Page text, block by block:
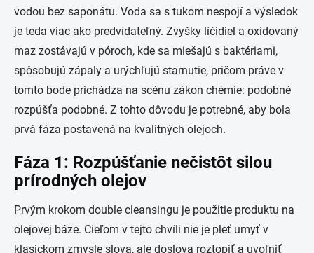
vodou bez saponátu. Voda sa s tukom nespojí a výsledok
je teda viac ako predvídateľný. Zvyšky líčidiel a oxidovaný
maz zostávajú v póroch, kde sa miešajú s baktériami,
spôsobujú zápaly a urýchľujú starnutie, pričom práve v
tomto bode prichádza na scénu zákon chémie: podobné
rozpúšťa podobné. Z tohto dôvodu je potrebné, aby bola
prvá fáza postavená na kvalitných olejoch.
Fáza 1: Rozpúšťanie nečistôt silou
prírodných olejov
Prvým krokom double cleansingu je použitie produktu na
olejovej báze. Cieľom v tejto chvíli nie je pleť umyť v
klasickom zmysle slova, ale doslova roztopiť a uvoľniť